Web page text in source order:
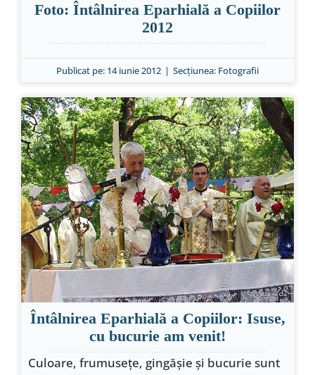
Foto: Întâlnirea Eparhială a Copiilor
2012
Publicat pe: 14 iunie 2012 | Secțiunea: Fotografii
Întâlnirea Eparhială a Copiilor: Isuse,
cu bucurie am venit!
Culoare, frumuseţe, gingăşie şi bucurie sunt